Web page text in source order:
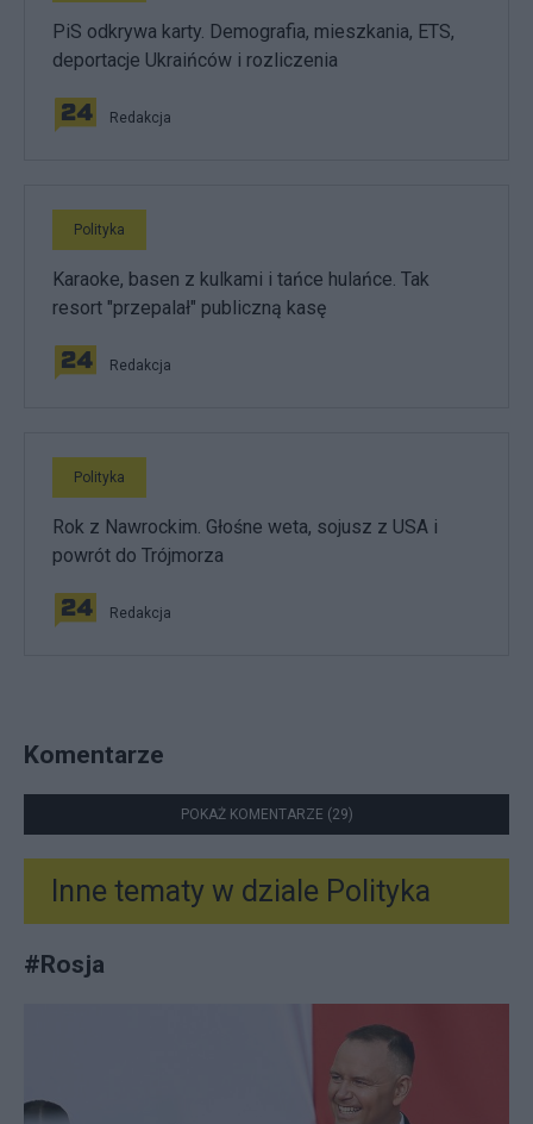
PiS odkrywa karty. Demografia, mieszkania, ETS,
deportacje Ukraińców i rozliczenia
Redakcja
Polityka
Karaoke, basen z kulkami i tańce hulańce. Tak
resort "przepalał" publiczną kasę
Redakcja
Polityka
Rok z Nawrockim. Głośne weta, sojusz z USA i
powrót do Trójmorza
Redakcja
Komentarze
POKAŻ KOMENTARZE (29)
Inne tematy w dziale Polityka
#Rosja